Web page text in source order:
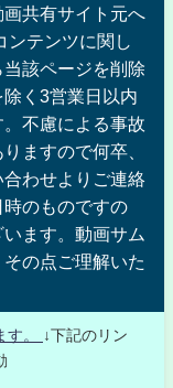
共有サイト元へ
ンテンツに関し
該ページを削除
く3営業日以内
不慮による事故
ますので何卒、
わせよりご連絡
のものですの
ます。動画サム
の点ご理解いた
す。
↓下記のリン